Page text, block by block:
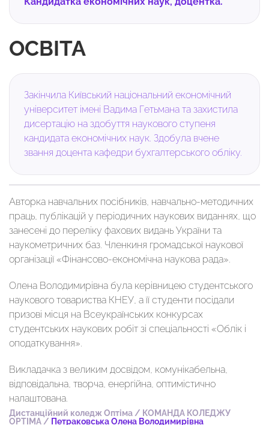
ОСВІТА
Закінчила Київський національний економічний
університет імені Вадима Гетьмана та захистила
дисертацію на здобуття наукового ступеня
кандидата економічних наук. Здобула вчене
звання доцента кафедри бухгалтерського обліку.
Авторка навчальних посібників, навчально-методичних
праць, публікацій у періодичних наукових виданнях, що
занесені до переліку фахових видань України та
наукометричних баз. Членкиня громадської наукової
організації «Фінансово-економічна наукова рада».
Олена Володимирівна була керівницею студентського
наукового товариства КНЕУ, а її студенти посідали
призові місця на Всеукраїнських конкурсах
студентських наукових робіт зі спеціальності «Облік і
оподаткування».
Викладачка з великим досвідом, комунікабельна,
відповідальна, творча, енергійна, оптимістично
налаштована.
Дистанційний коледж Оптіма / КОМАНДА КОЛЕДЖУ
OPTIMA / Петраковська Олена Володимирівна